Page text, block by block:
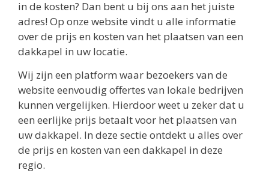
in de kosten? Dan bent u bij ons aan het juiste
adres! Op onze website vindt u alle informatie
over de prijs en kosten van het plaatsen van een
dakkapel in uw locatie.
Wij zijn een platform waar bezoekers van de
website eenvoudig offertes van lokale bedrijven
kunnen vergelijken. Hierdoor weet u zeker dat u
een eerlijke prijs betaalt voor het plaatsen van
uw dakkapel. In deze sectie ontdekt u alles over
de prijs en kosten van een dakkapel in deze
regio.